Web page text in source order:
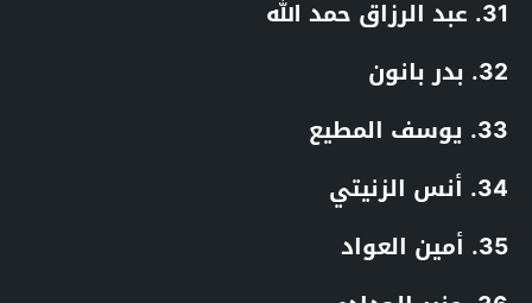
31. عبد الرزاق حمد الله
32. بدر بانون
33. يوسف المطيع
34. أنس الزنيتي
35. أمين العواد